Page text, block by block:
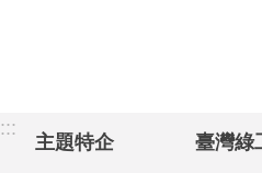
:::
主題特企 臺灣綠